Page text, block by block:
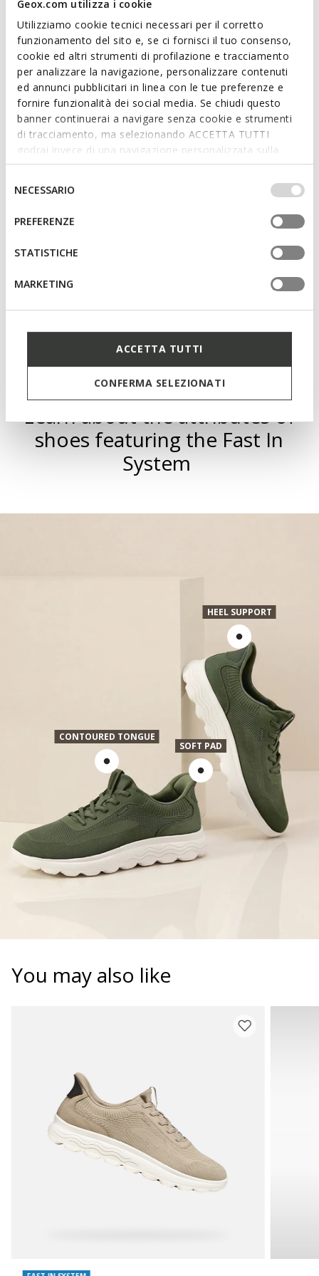
Geox.com utilizza i cookie
Utilizziamo cookie tecnici necessari per il corretto
funzionamento del sito e, se ci fornisci il tuo consenso,
cookie ed altri strumenti di profilazione e tracciamento
per analizzare la navigazione, personalizzare contenuti
ed annunci pubblicitari in linea con le tue preferenze e
fornire funzionalità dei social media. Se chiudi questo
banner continuerai a navigare senza cookie e strumenti
di tracciamento, ma selezionando ACCETTA TUTTI
godrai invece di una navigazione personalizzata sulla
base dei tuoi gusti ed interessi. Selezionando
IMPOSTAZIONI potrai anche scegliere quali cookies ed
altri strumenti di tracciamento autorizzare. Per maggiori
informazioni o per modificare in qualsiasi momento le
tue impostazioni, visita la nostra
del
consenso
NECESSARIO
PREFERENZE
STATISTICHE
MARKETING
ACCETTA TUTTI
CONFERMA SELEZIONATI
modern upper in soft suede. Flextride Plus is ideal for
completing city outfits with a contemporary touch.
ITEM CODE:U65MAA00022C5004
Features
Outstanding cushioning effect which offers protection
and absorbs jolts and vibrations
Flexible and stretchy, thanks to the Active Flexibility
your hands
Technologies
Learn about the attributes of
shoes featuring the Fast In
System
SOFT PAD
HEEL SUPPORT
CONTOURED TONGUE
You may also like